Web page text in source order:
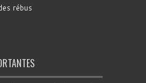
rébus